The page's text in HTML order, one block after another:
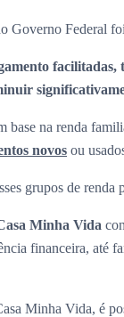
Governo Federal
base na renda
novos ou
grupos de renda
Minha Vida
financeira, até
Minha Vida, é